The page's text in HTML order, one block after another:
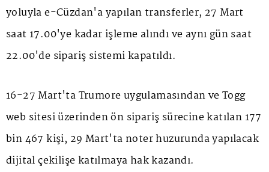
yoluyla e-Cüzdan'a yapılan transferler, 27 Mart
saat 17.00'ye kadar işleme alındı ve aynı gün saat
22.00'de sipariş sistemi kapatıldı.
16-27 Mart'ta Trumore uygulamasından ve Togg
web sitesi üzerinden ön sipariş sürecine katılan 177
bin 467 kişi, 29 Mart'ta noter huzurunda yapılacak
dijital çekilişe katılmaya hak kazandı.